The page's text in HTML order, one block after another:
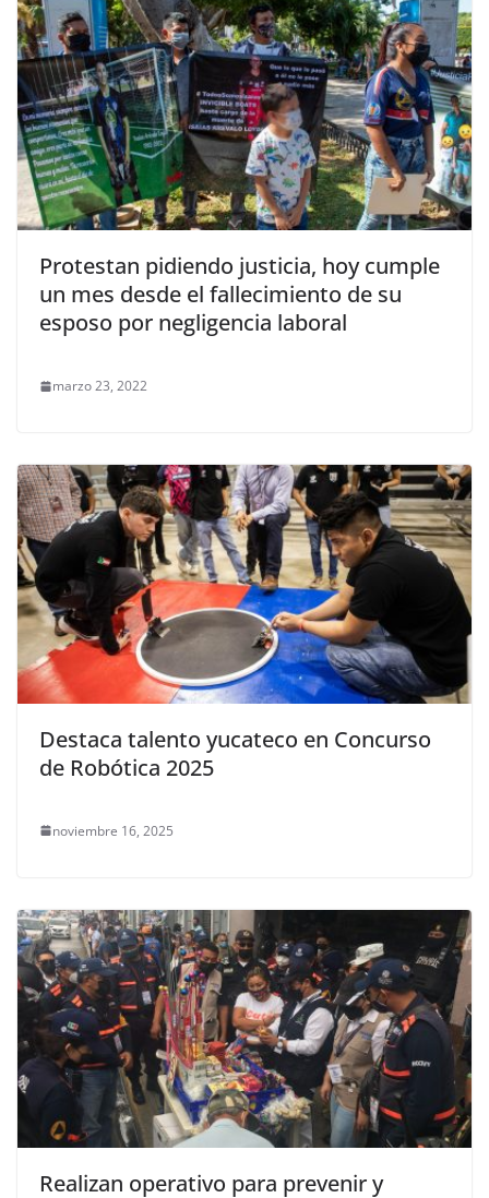
Protestan pidiendo justicia, hoy cumple
un mes desde el fallecimiento de su
esposo por negligencia laboral
marzo 23, 2022
Destaca talento yucateco en Concurso
de Robótica 2025
noviembre 16, 2025
Realizan operativo para prevenir y